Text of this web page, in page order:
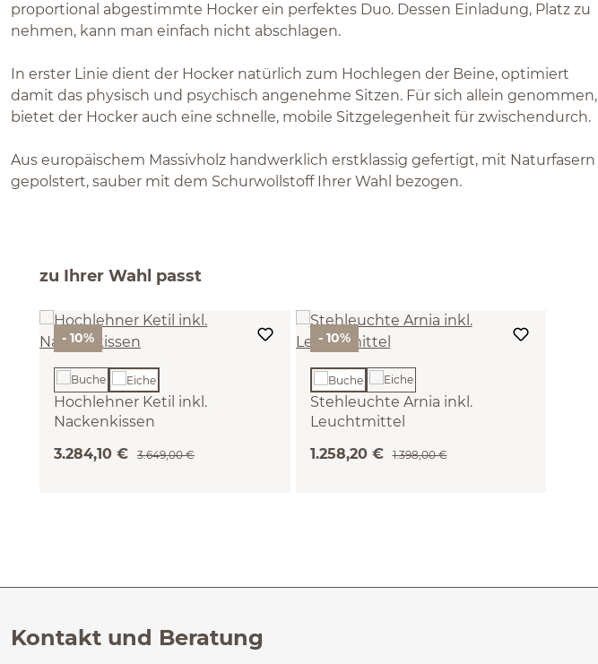
proportional abgestimmte Hocker ein perfektes Duo. Dessen Einladung, Platz zu
nehmen, kann man einfach nicht abschlagen.
In erster Linie dient der Hocker natürlich zum Hochlegen der Beine, optimiert
damit das physisch und psychisch angenehme Sitzen. Für sich allein genommen,
bietet der Hocker auch eine schnelle, mobile Sitzgelegenheit für zwischendurch.
Aus europäischem Massivholz handwerklich erstklassig gefertigt, mit Naturfasern
gepolstert, sauber mit dem Schurwollstoff Ihrer Wahl bezogen.
zu Ihrer Wahl passt
- 10%
Hochlehner Ketil inkl.
Nackenkissen
3.284,10 € 3.649,00 €
- 10%
Stehleuchte Arnia inkl.
Leuchtmittel
1.258,20 € 1.398,00 €
Kontakt und Beratung